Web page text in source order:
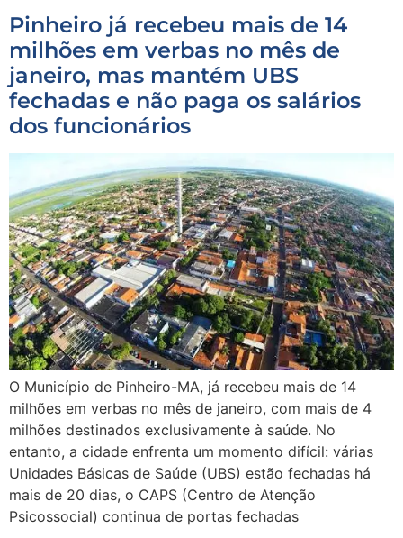
Pinheiro já recebeu mais de 14
milhões em verbas no mês de
janeiro, mas mantém UBS
fechadas e não paga os salários
dos funcionários
O Município de Pinheiro-MA, já recebeu mais de 14
milhões em verbas no mês de janeiro, com mais de 4
milhões destinados exclusivamente à saúde. No
entanto, a cidade enfrenta um momento difícil: várias
Unidades Básicas de Saúde (UBS) estão fechadas há
mais de 20 dias, o CAPS (Centro de Atenção
Psicossocial) continua de portas fechadas